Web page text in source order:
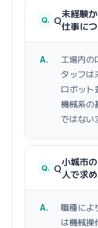
Q未経験
仕事に
工場内の
タッフは
ロボット
機械系の
ではない
Q小城市
人で求
職種によ
は機械操